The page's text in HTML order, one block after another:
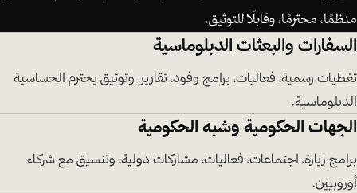
منظمًا، محترمًا، وقابلًا للتوثيق.
السفارات والبعثات الدبلوماسية
تغطيات رسمية، فعاليات، برامج وفود، تقارير، وتوثيق يحترم الحساسية
الدبلوماسية.
الجهات الحكومية وشبه الحكومية
برامج زيارة، اجتماعات، فعاليات، مشاركات دولية، وتنسيق مع شركاء
أوروبيين.